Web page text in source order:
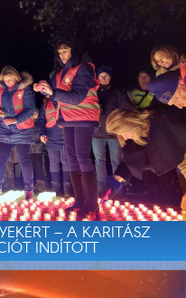
– A KARITÁSZ
INDÍTOTT